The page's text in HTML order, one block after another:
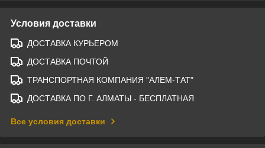
Условия доставки
ДОСТАВКА КУРЬЕРОМ
ДОСТАВКА ПОЧТОЙ
ТРАНСПОРТНАЯ КОМПАНИЯ "АЛЕМ-ТАТ"
ДОСТАВКА ПО Г. АЛМАТЫ - БЕСПЛАТНАЯ
Все условия доставки